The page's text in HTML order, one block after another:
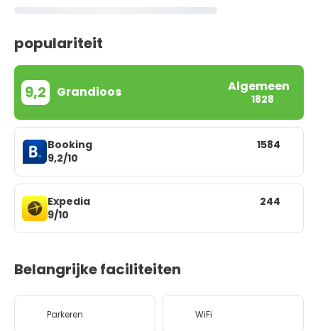
populariteit
9,2 Grandioos Algemeen
1828
Booking
9,2/10
1584
Expedia
9/10
244
Belangrijke faciliteiten
Parkeren WiFi